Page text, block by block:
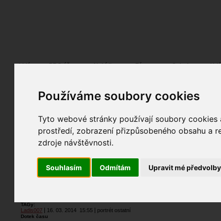
Používáme soubory cookies
Tyto webové stránky používají soubory
prostředí, zobrazení přizpůsobeného obsahu a
zdroje návštěvnosti.
Souhlasím Odmítám Upravit mé předvolby
Lidé PRO účet Nabídky Fórum Galerie
Prohlédnutí:2208
Hodnoceno:6
oblíbena
TAGy:
Ladis007 16. 03. 2014 15:55 portrét ostatní
Dotek času